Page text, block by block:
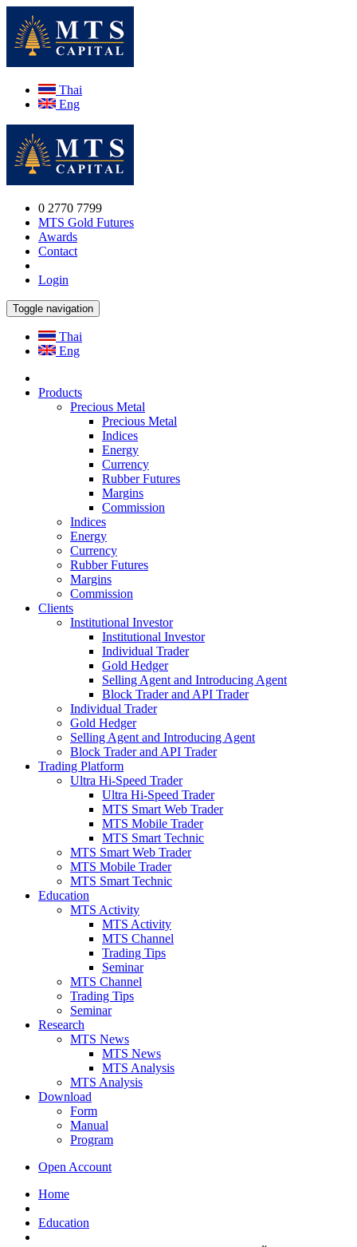
Thai
Eng
0 2770 7799
MTS Gold Futures
Awards
Contact
Login
Toggle navigation
Thai
Eng
Products
Precious Metal
Precious Metal
Indices
Energy
Currency
Rubber Futures
Margins
Commission
Indices
Energy
Currency
Rubber Futures
Margins
Commission
Clients
Institutional Investor
Institutional Investor
Individual Trader
Gold Hedger
Selling Agent and Introducing Agent
Block Trader and API Trader
Individual Trader
Gold Hedger
Selling Agent and Introducing Agent
Block Trader and API Trader
Trading Platform
Ultra Hi-Speed Trader
Ultra Hi-Speed Trader
MTS Smart Web Trader
MTS Mobile Trader
MTS Smart Technic
MTS Smart Web Trader
MTS Mobile Trader
MTS Smart Technic
Education
MTS Activity
MTS Activity
MTS Channel
Trading Tips
Seminar
MTS Channel
Trading Tips
Seminar
Research
MTS News
MTS News
MTS Analysis
MTS Analysis
Download
Form
Manual
Program
Open Account
Home
Education